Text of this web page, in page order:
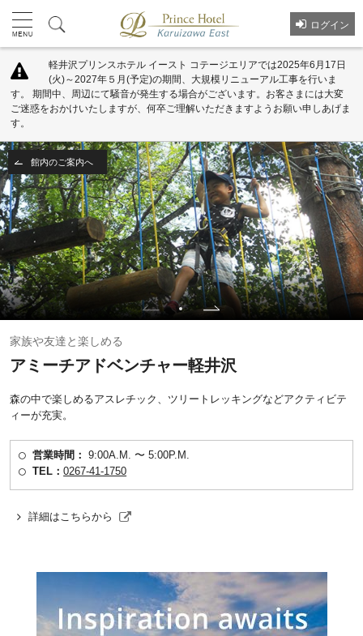
ログイン
軽井沢プリンスホテル イースト コテージエリアでは2025年6月17日
(火)～2027年５月(予定)の期間、大規模リニューアル工事を行いま
す。 期間中、周辺にて騒音が発生する場合がございます。お客さまには大変
ご迷惑をおかけいたしますが、何卒ご理解いただきますようお願い申しあげま
す。
館内のご案内へ
家族や友達と楽しめる
アミーチアドベンチャー軽井沢
森の中で楽しめるアスレチック、ツリートレッキングなどアクティビテ
ィーが充実。
営業時間： 9:00A.M. 〜 5:00P.M.
TEL：0267-41-1750
詳細はこちらから